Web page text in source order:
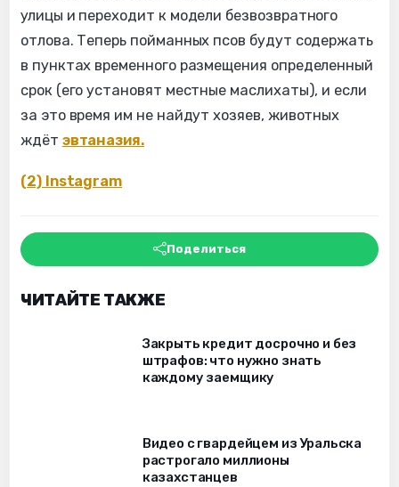
улицы и переходит к модели безвозвратного
отлова. Теперь пойманных псов будут содержать
в пунктах временного размещения определенный
срок (его установят местные маслихаты), и если
за это время им не найдут хозяев, животных
ждёт эвтаназия.
(2) Instagram
Поделиться
ЧИТАЙТЕ ТАКЖЕ
Закрыть кредит досрочно и без
штрафов: что нужно знать
каждому заемщику
Видео с гвардейцем из Уральска
растрогало миллионы
казахстанцев